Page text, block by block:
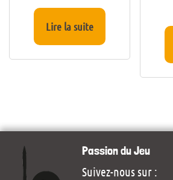
Lire la suite
Passion du Jeu
Suivez-nous sur :